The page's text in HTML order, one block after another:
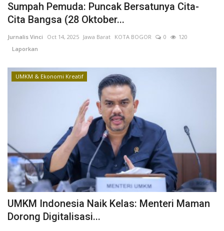
Sumpah Pemuda: Puncak Bersatunya Cita-
Cita Bangsa (28 Oktober...
Jurnalis Vinci Oct 14, 2025 Jawa Barat KOTA BOGOR 0
120
Laporkan
UMKM & Ekonomi Kreatif
UMKM Indonesia Naik Kelas: Menteri Maman
Dorong Digitalisasi...